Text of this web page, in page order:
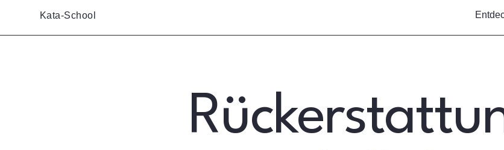
Kata-School